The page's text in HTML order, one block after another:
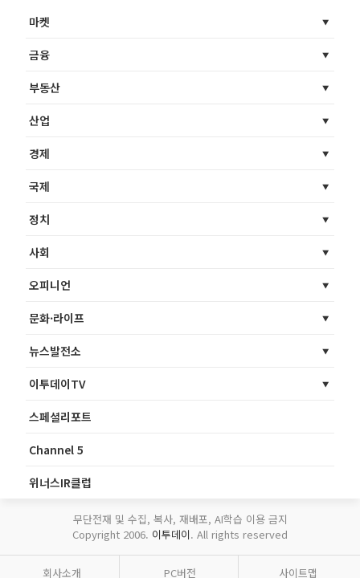
마켓
금융
부동산
산업
경제
국제
정치
사회
오피니언
문화·라이프
뉴스발전소
이투데이TV
스페셜리포트
Channel 5
위너스IR클럽
무단전재 및 수집, 복사, 재배포, AI학습 이용 금지
Copyright 2006. 이투데이. All rights reserved
회사소개 PC버전 사이트맵